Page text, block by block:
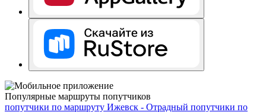
Популярные маршруты попутчиков
попутчики по маршруту Ижевск - Отрадный попутчики по